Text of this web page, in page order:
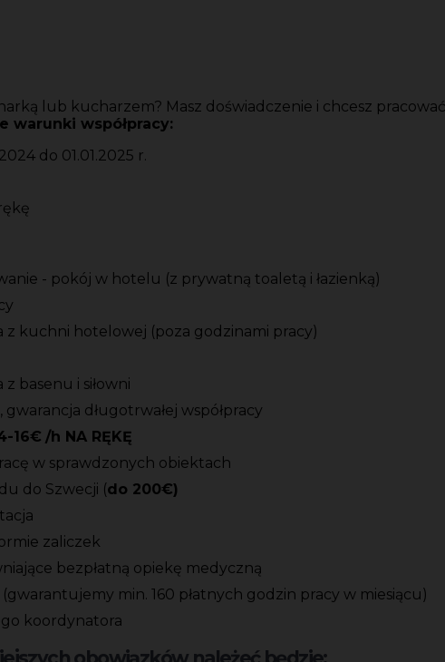
lub kucharzem? Masz doświadczenie i chcesz
warunki współpracy:
do 01.01.2025 r.
- pokój w hotelu (z prywatną toaletą i łazienką)
z kuchni hotelowej (poza godzinami pracy)
basenu i siłowni
długotrwałej współpracy
16€ /h NA RĘKĘ
w sprawdzonych obiektach
do Szwecji (do 200€)
zaliczek
bezpłatną opiekę medyczną
min. 160 płatnych godzin pracy w miesiącu)
koordynatora